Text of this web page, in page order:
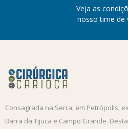
Veja as
nosso time de
Consagrada na Serra, em Petrópolis,
Barra da Tijuca e Campo Grande.